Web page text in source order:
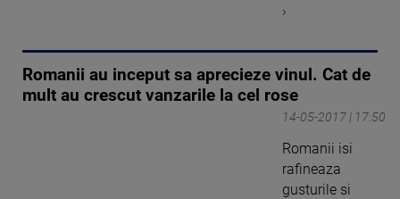
›
Romanii au inceput sa aprecieze vinul. Cat de
mult au crescut vanzarile la cel rose
14-05-2017 | 17:50
Romanii isi
rafineaza
gusturile si